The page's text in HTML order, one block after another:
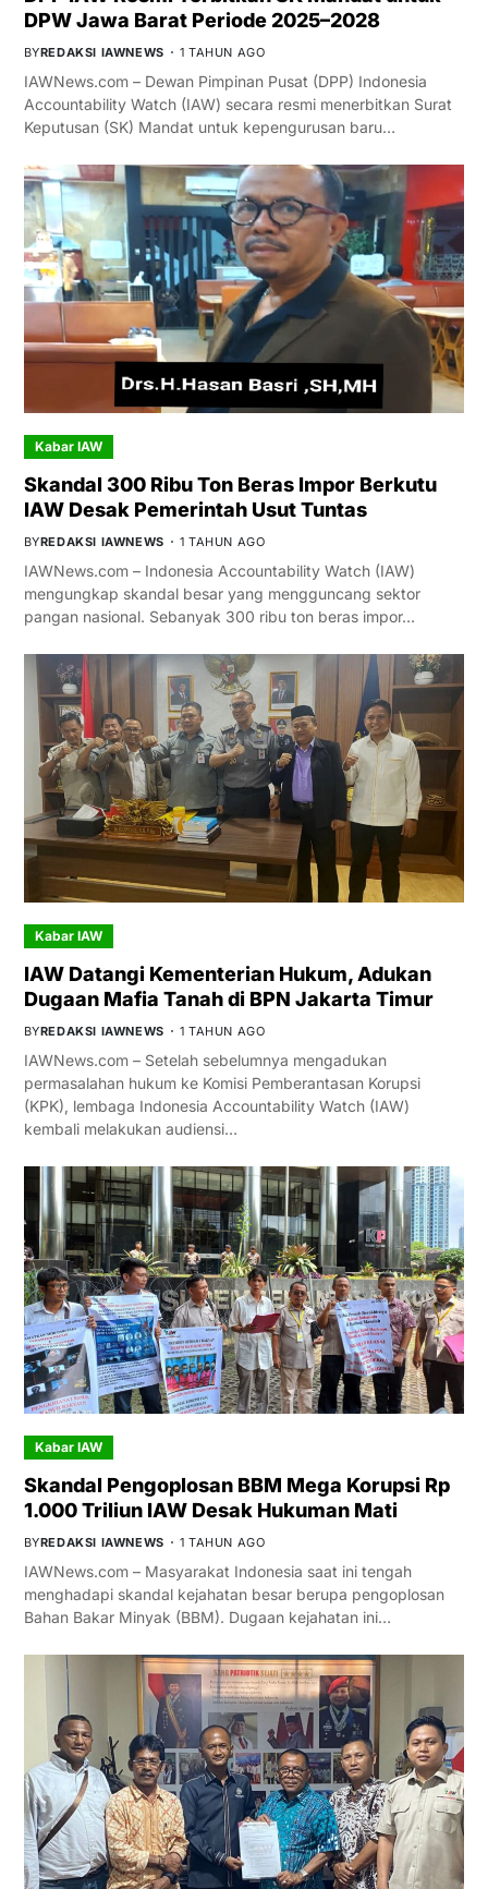
DPW Jawa Barat Periode 2025–2028
BYREDAKSI IAWNEWS 1 TAHUN AGO
IAWNews.com – Dewan Pimpinan Pusat (DPP) Indonesia
Accountability Watch (IAW) secara resmi menerbitkan Surat
Keputusan (SK) Mandat untuk kepengurusan baru…
Kabar IAW
Skandal 300 Ribu Ton Beras Impor Berkutu
IAW Desak Pemerintah Usut Tuntas
BYREDAKSI IAWNEWS 1 TAHUN AGO
IAWNews.com – Indonesia Accountability Watch (IAW)
mengungkap skandal besar yang mengguncang sektor
pangan nasional. Sebanyak 300 ribu ton beras impor…
Kabar IAW
IAW Datangi Kementerian Hukum, Adukan
Dugaan Mafia Tanah di BPN Jakarta Timur
BYREDAKSI IAWNEWS 1 TAHUN AGO
IAWNews.com – Setelah sebelumnya mengadukan
permasalahan hukum ke Komisi Pemberantasan Korupsi
(KPK), lembaga Indonesia Accountability Watch (IAW)
kembali melakukan audiensi…
Kabar IAW
Skandal Pengoplosan BBM Mega Korupsi Rp
1.000 Triliun IAW Desak Hukuman Mati
BYREDAKSI IAWNEWS 1 TAHUN AGO
IAWNews.com – Masyarakat Indonesia saat ini tengah
menghadapi skandal kejahatan besar berupa pengoplosan
Bahan Bakar Minyak (BBM). Dugaan kejahatan ini…